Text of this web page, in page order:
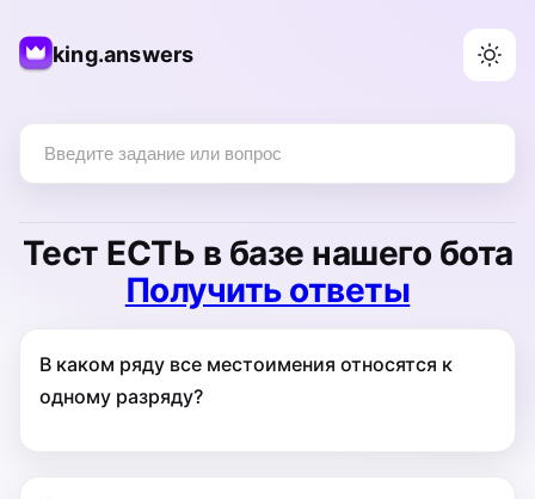
king.answers
Тест ЕСТЬ в базе нашего бота
Получить ответы
В каком ряду все местоимения относятся к
одному разряду?